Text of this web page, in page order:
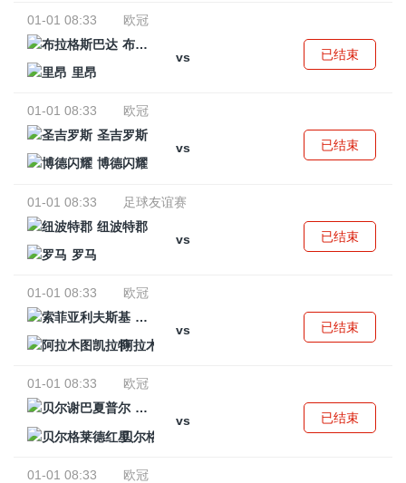
01-01 08:33
欧冠
布拉格斯巴达
vs
里昂
已结束
01-01 08:33
欧冠
圣吉罗斯
vs
博德闪耀
已结束
01-01 08:33
足球友谊赛
纽波特郡
vs
罗马
已结束
01-01 08:33
欧冠
索菲亚利夫斯基
vs
阿拉木图凯拉特
已结束
01-01 08:33
欧冠
贝尔谢巴夏普尔
vs
贝尔格莱德红星
已结束
01-01 08:33
欧冠